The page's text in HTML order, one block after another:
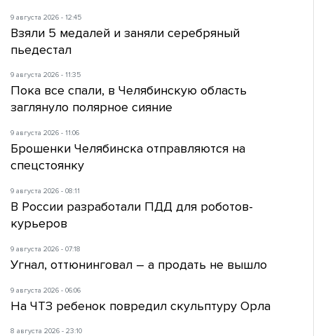
9 августа 2026 - 12:45
Взяли 5 медалей и заняли серебряный
пьедестал
9 августа 2026 - 11:35
Пока все спали, в Челябинскую область
заглянуло полярное сияние
9 августа 2026 - 11:06
Брошенки Челябинска отправляются на
спецстоянку
9 августа 2026 - 08:11
В России разработали ПДД для роботов-
курьеров
9 августа 2026 - 07:18
Угнал, оттюнинговал – а продать не вышло
9 августа 2026 - 06:06
На ЧТЗ ребенок повредил скульптуру Орла
8 августа 2026 - 23:10